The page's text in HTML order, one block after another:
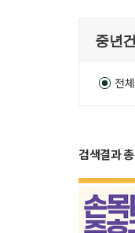
전체
검색결과 총